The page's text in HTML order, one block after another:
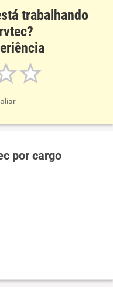
trabalhando
por cargo